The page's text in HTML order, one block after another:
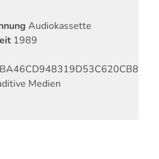
Audiokassette
1989
Medien